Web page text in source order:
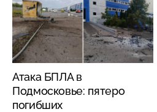
Атака БПЛА в
Подмосковье: пятеро
погибших